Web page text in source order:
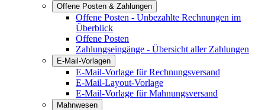
Offene Posten & Zahlungen
Offene Posten - Unbezahlte Rechnungen im
Überblick
Offene Posten
Zahlungseingänge - Übersicht aller Zahlungen
E-Mail-Vorlagen
E-Mail-Vorlage für Rechnungsversand
E-Mail-Layout-Vorlage
E-Mail-Vorlage für Mahnungsversand
Mahnwesen